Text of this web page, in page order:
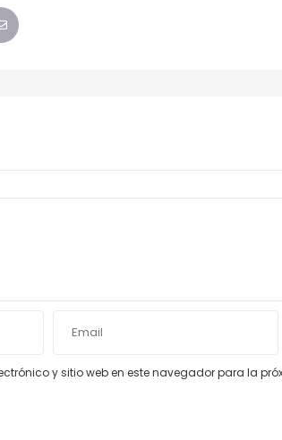
y sitio web en este navegador para la